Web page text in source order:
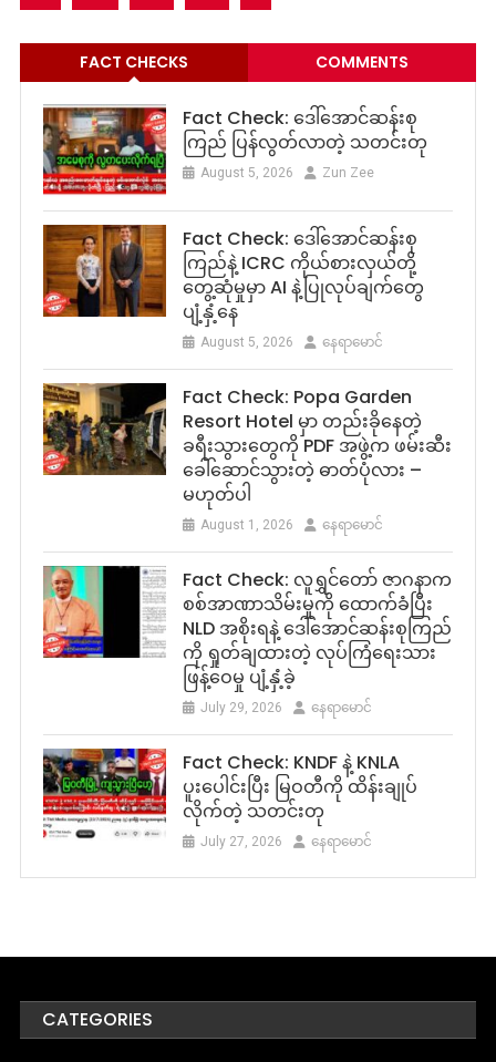
FACT CHECKS COMMENTS
Fact Check: ဒေါ်အောင်ဆန်းစု
ကြည် ပြန်လွတ်လာတဲ့ သတင်းတု
August 5, 2026 Zun Zee
Fact Check: ဒေါ်အောင်ဆန်းစု
ကြည်နဲ့ ICRC ကိုယ်စားလှယ်တို့
တွေ့ဆုံမှုမှာ AI နဲ့ပြုလုပ်ချက်တွေ
ပျံ့နှံ့နေ
August 5, 2026 နေရာမောင်
Fact Check: Popa Garden
Resort Hotel မှာ တည်းခိုနေတဲ့
ခရီးသွားတွေကို PDF အဖွဲ့က ဖမ်းဆီး
ခေါ်ဆောင်သွားတဲ့ ဓာတ်ပုံလား –
မဟုတ်ပါ
August 1, 2026 နေရာမောင်
Fact Check: လူရွှင်တော် ဇာဂနာက
စစ်အာဏာသိမ်းမှုကို ထောက်ခံပြီး
NLD အစိုးရနဲ့ ဒေါ်အောင်ဆန်းစုကြည်
ကို ရှုတ်ချထားတဲ့ လုပ်ကြံရေးသား
ဖြန့်ဝေမှု ပျံ့နှံ့ခဲ့
July 29, 2026 နေရာမောင်
Fact Check: KNDF နဲ့ KNLA
ပူးပေါင်းပြီး မြဝတီကို ထိန်းချုပ်
လိုက်တဲ့ သတင်းတု
July 27, 2026 နေရာမောင်
CATEGORIES